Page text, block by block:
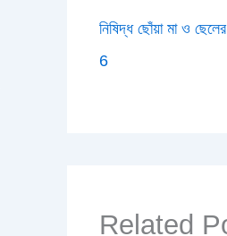
নিষিদ্ধ ছোঁয়া মা ও
6
Related